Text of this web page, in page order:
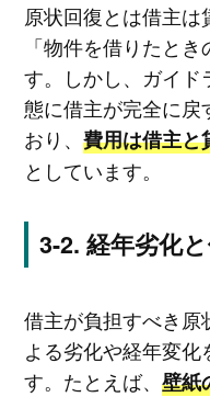
原状回復とは借主
「物件を借りたと
す。しかし、ガイド
態に借主が完全に戻
おり、 費用は借主と
としています。
経年劣化
借主が負担すべき原
よる劣化や経年変化
す。たとえば、 壁紙